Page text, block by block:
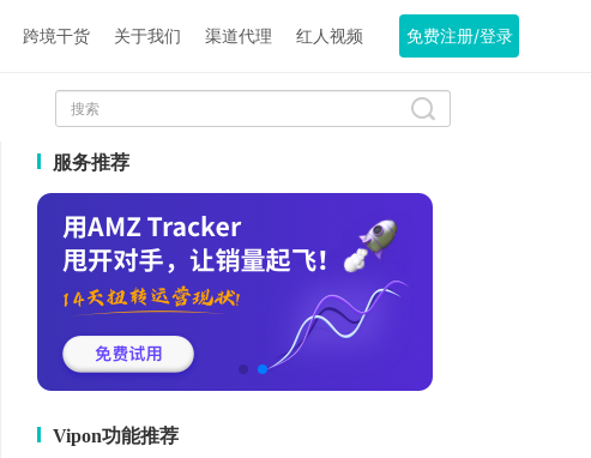
跨境干货 关于我们 渠道代理 红人视频 免费注册/登录
服务推荐
Vipon功能推荐